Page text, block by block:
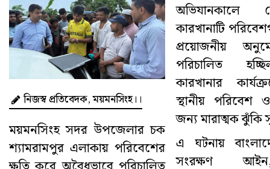
নিজস্ব প্রতিবেদক, ময়মনসিংহ।।
ময়মনসিংহ সদর উপজেলার চক
শ্যামরামপুর এলাকায় পরিবেশের
অভিযানকালে
কারখানাটি
প্রয়োজনীয়
পরিচালিত
কারখানার
স্থানীয় পরিবেশ
জন্য মারাত্মক ঝুঁকি
এ ঘটনায়
সংরক্ষণ